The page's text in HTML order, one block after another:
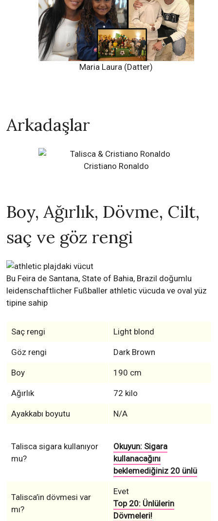
Maria Laura (Datter)
Arkadaşlar
Cristiano Ronaldo
Boy, Ağırlık, Dövme, Cilt,
saç ve göz rengi
Bu Feira de Santana, State of Bahia, Brazil doğumlu
leidenschaftlicher Fußballer athletic vücuda ve oval yüz
tipine sahip
Saç rengi Light blond
Göz rengi Dark Brown
Boy 190 cm
Ağırlık 72 kilo
Ayakkabı boyutu N/A
Talisca sigara kullanıyor
mu?
Okuyun: Sigara
kullanacağını
beklemediğiniz 20 ünlü
Talisca’in dövmesi var
mı?
Evet
Top 20: Ünlülerin
Dövmeleri!